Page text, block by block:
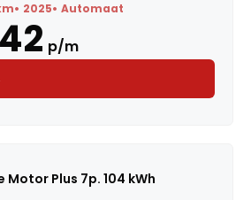
2025 Automaat
p/m
Motor Plus 7p. 104 kWh